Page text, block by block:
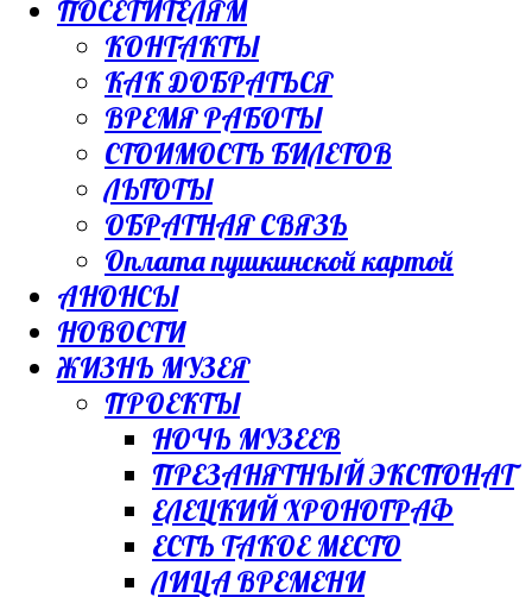
ПОСЕТИТЕЛЯМ
КОНТАКТЫ
КАК ДОБРАТЬСЯ
ВРЕМЯ РАБОТЫ
СТОИМОСТЬ БИЛЕТОВ
ЛЬГОТЫ
ОБРАТНАЯ СВЯЗЬ
Оплата пушкинской картой
АНОНСЫ
НОВОСТИ
ЖИЗНЬ МУЗЕЯ
ПРОЕКТЫ
НОЧЬ МУЗЕЕВ
ПРЕЗАНЯТНЫЙ ЭКСПОНАТ
ЕЛЕЦКИЙ ХРОНОГРАФ
ЕСТЬ ТАКОЕ МЕСТО
ЛИЦА ВРЕМЕНИ